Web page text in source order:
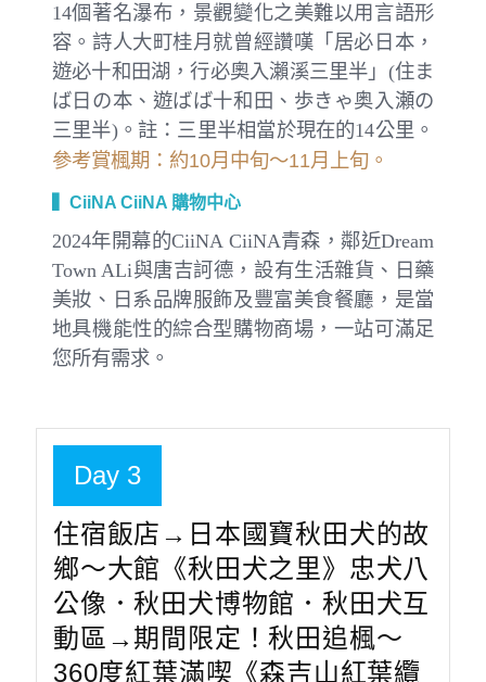
14個著名瀑布，景觀變化之美難以用言語形
容。詩人大町桂月就曾經讚嘆「居必日本，
遊必十和田湖，行必奧入瀨溪三里半」(住ま
ば日の本、遊ばば十和田、歩きゃ奥入瀬の
三里半)。註：三里半相當於現在的14公里。
參考賞楓期：約10月中旬～11月上旬。
▍CiiNA CiiNA 購物中心
2024年開幕的CiiNA CiiNA青森，鄰近Dream
Town ALi與唐吉訶德，設有生活雜貨、日藥
美妝、日系品牌服飾及豐富美食餐廳，是當
地具機能性的綜合型購物商場，一站可滿足
您所有需求。
Day 3
住宿飯店→日本國寶秋田犬的故
鄉～大館《秋田犬之里》忠犬八
公像．秋田犬博物館．秋田犬互
動區→期間限定！秋田追楓～
360度紅葉滿喫《森吉山紅葉纜